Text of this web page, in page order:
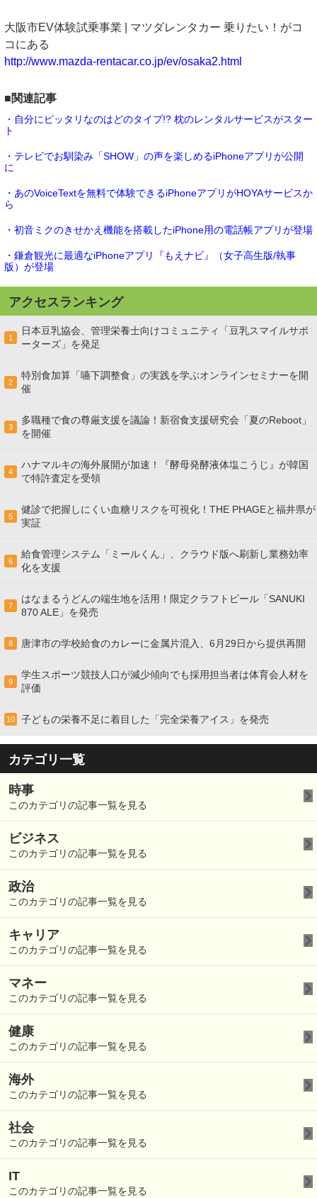
大阪市EV体験試乗事業 | マツダレンタカー 乗りたい！がコ
コにある
http://www.mazda-rentacar.co.jp/ev/osaka2.html
■関連記事
・自分にピッタリなのはどのタイプ!? 枕のレンタルサービスがスター
ト
・テレビでお馴染み「SHOW」の声を楽しめるiPhoneアプリが公開
に
・あのVoiceTextを無料で体験できるiPhoneアプリがHOYAサービスか
ら
・初音ミクのきせかえ機能を搭載したiPhone用の電話帳アプリが登場
・鎌倉観光に最適なiPhoneアプリ『もえナビ』（女子高生版/執事
版）が登場
アクセスランキング
1
日本豆乳協会、管理栄養士向けコミュニティ「豆乳スマイルサポ
ーターズ」を発足
2
特別食加算「嚥下調整食」の実践を学ぶオンラインセミナーを開
催
3
多職種で食の尊厳支援を議論！新宿食支援研究会「夏のReboot」
を開催
4
ハナマルキの海外展開が加速！『酵母発酵液体塩こうじ』が韓国
で特許査定を受領
5
健診で把握しにくい血糖リスクを可視化！THE PHAGEと福井県が
実証
6
給食管理システム「ミールくん」、クラウド版へ刷新し業務効率
化を支援
7
はなまるうどんの端生地を活用！限定クラフトビール「SANUKI
870 ALE」を発売
8 唐津市の学校給食のカレーに金属片混入、6月29日から提供再開
9
学生スポーツ競技人口が減少傾向でも採用担当者は体育会人材を
評価
10 子どもの栄養不足に着目した「完全栄養アイス」を発売
カテゴリ一覧
時事
このカテゴリの記事一覧を見る
ビジネス
このカテゴリの記事一覧を見る
政治
このカテゴリの記事一覧を見る
キャリア
このカテゴリの記事一覧を見る
マネー
このカテゴリの記事一覧を見る
健康
このカテゴリの記事一覧を見る
海外
このカテゴリの記事一覧を見る
社会
このカテゴリの記事一覧を見る
IT
このカテゴリの記事一覧を見る